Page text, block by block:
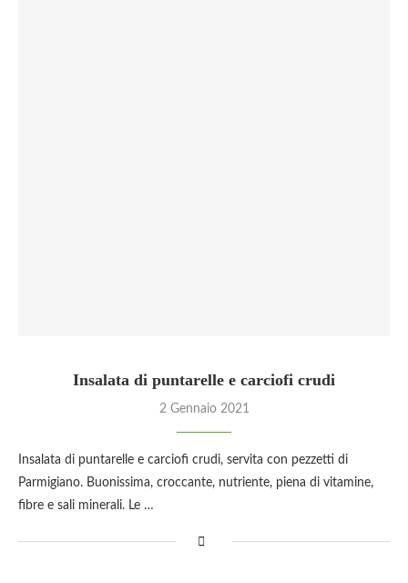
Insalata di puntarelle e carciofi crudi
2 Gennaio 2021
Insalata di puntarelle e carciofi crudi, servita con pezzetti di
Parmigiano. Buonissima, croccante, nutriente, piena di vitamine,
fibre e sali minerali. Le …